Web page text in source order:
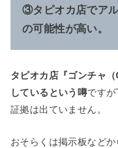
③タピオカ店でア
の可能性が高い。
タピオカ店『ゴンチャ
しているという噂です
証拠は出ていません。
おそらくは掲示板などか